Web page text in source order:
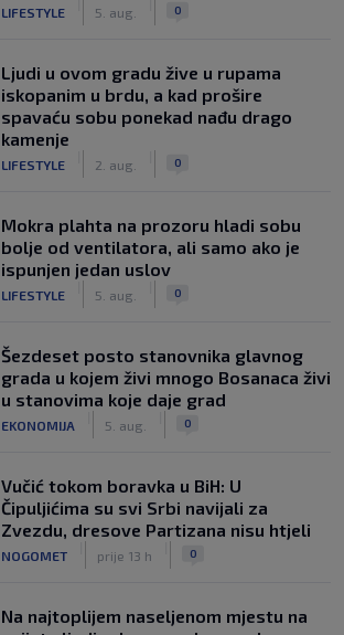
LIFESTYLE 5. aug. 0
Ljudi u ovom gradu žive u rupama
iskopanim u brdu, a kad prošire
spavaću sobu ponekad nađu drago
kamenje
LIFESTYLE 2. aug. 0
Mokra plahta na prozoru hladi sobu
bolje od ventilatora, ali samo ako je
ispunjen jedan uslov
LIFESTYLE 5. aug. 0
Šezdeset posto stanovnika glavnog
grada u kojem živi mnogo Bosanaca živi
u stanovima koje daje grad
EKONOMIJA 5. aug. 0
Vučić tokom boravka u BiH: U
Čipuljićima su svi Srbi navijali za
Zvezdu, dresove Partizana nisu htjeli
NOGOMET prije 13 h 0
Na najtoplijem naseljenom mjestu na